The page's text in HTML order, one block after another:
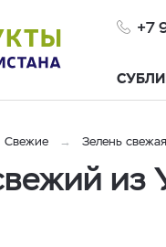
+7
Свежие Зелень свежая
из